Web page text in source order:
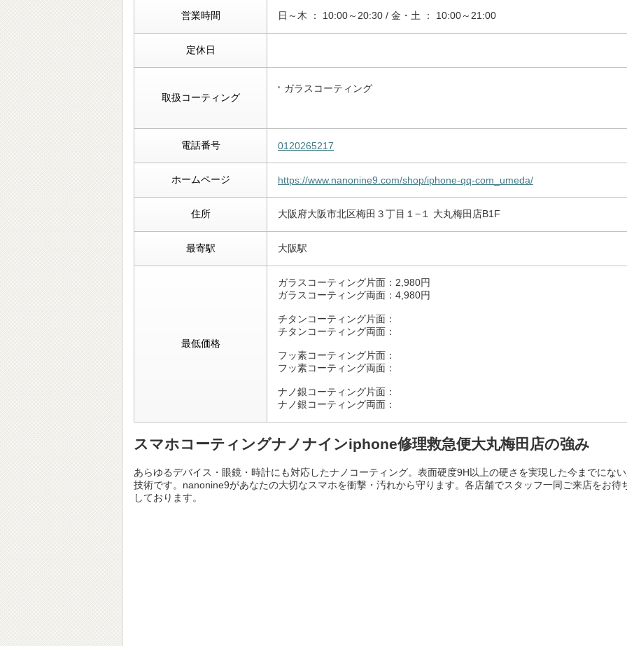
営業時間 日～木 ： 10:00～20:30 / 金・土 ： 10:00～21:00
定休日
取扱コーティング
ガラスコーティング
電話番号 0120265217
ホームページ https://www.nanonine9.com/shop/iphone-qq-com_umeda/
住所 大阪府大阪市北区梅田３丁目１−１ 大丸梅田店B1F
最寄駅 大阪駅
最低価格
ガラスコーティング片面：2,980円
ガラスコーティング両面：4,980円
チタンコーティング片面：
チタンコーティング両面：
フッ素コーティング片面：
フッ素コーティング両面：
ナノ銀コーティング片面：
ナノ銀コーティング両面：
スマホコーティングナノナインiphone修理救急便大丸梅田店の強み
あらゆるデバイス・眼鏡・時計にも対応したナノコーティング。表面硬度9H以上の硬さを実現した今までにな
技術です。nanonine9があなたの大切なスマホを衝撃・汚れから守ります。各店舗でスタッフ一同ご来店をお待
しております。